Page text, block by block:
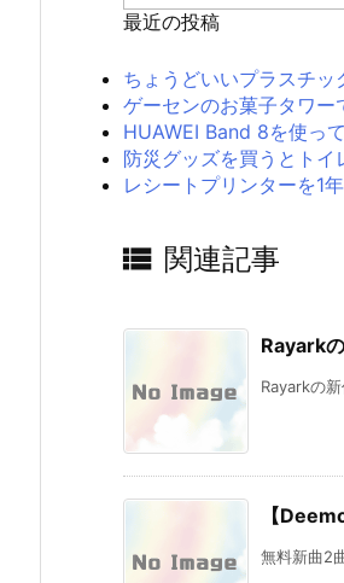
最近の投稿
ちょうどいいプラスチッ
ゲーセンのお菓子タワー
HUAWEI Band 8を使っ
防災グッズを買うとト
レシートプリンターを1
 関連記事
Rayark
Rayarkの
【
無料新曲2